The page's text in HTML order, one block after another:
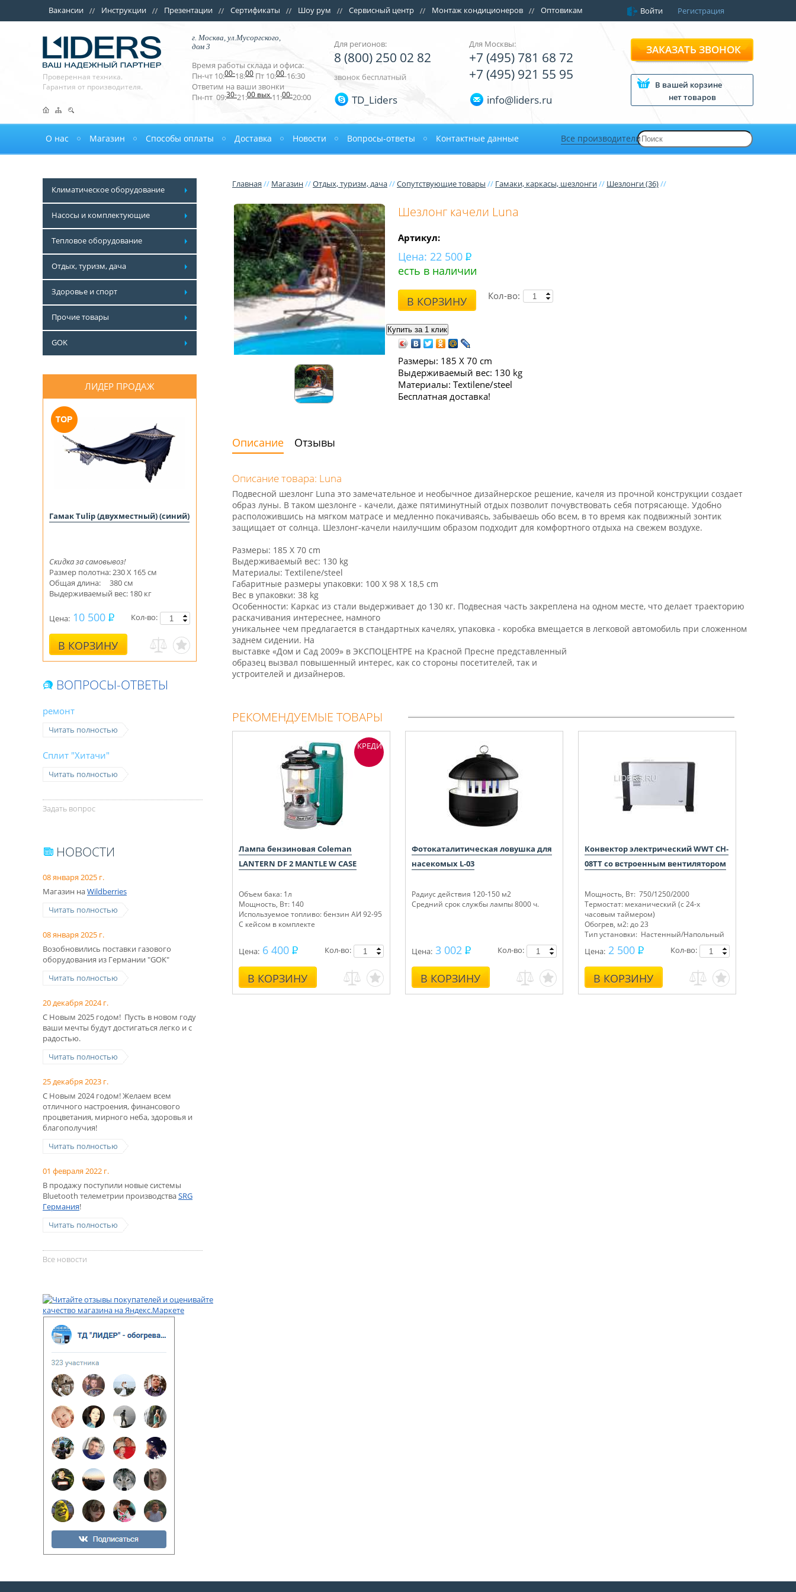
Вакансии Инструкции Презентации Сертификаты Шоу рум Сервисный центр Монтаж кондиционеров Оптовикам Войти Регистрация
Проверенная техника.
Гарантия от производителя.
г. Москва, ул.Мусоргского,
дом 3
Время работы склада и офиса:
Пн-чт 10:00-18:00 Пт 10:00-16:30
Ответим на ваши звонки
Пн-пт 09:30-21:00 вых 11:00-20:00
Для регионов:
8 (800) 250 02 82
звонок бесплатный
TD_Liders
Для Москвы:
+7 (495) 781 68 72
+7 (495) 921 55 95
info@liders.ru
ЗАКАЗАТЬ ЗВОНОК
В вашей корзине
нет товаров
О нас Магазин Способы оплаты Доставка Новости Вопросы-ответы Контактные данные Все производители
Климатическое оборудование
Насосы и комплектующие
Тепловое оборудование
Отдых, туризм, дача
Здоровье и спорт
Прочие товары
GOK
ЛИДЕР ПРОДАЖ
Гамак Tulip (двухместный) (синий)
Скидка за самовывоз!
Размер полотна: 230 Х 165 см
Общая длина: 380 см
Выдерживаемый вес: 180 кг
Цена: 10 500
В КОРЗИНУ
Кол-во:
ВОПРОСЫ-ОТВЕТЫ
ремонт
Читать полностью
Сплит "Хитачи"
Читать полностью
Задать вопрос
НОВОСТИ
08 января 2025 г.
Магазин наWildberries
Читать полностью
08 января 2025 г.
Возобновились поставки газового
оборудования из Германии "GOK"
Читать полностью
20 декабря 2024 г.
С Новым 2025 годом! Пусть в новом году
ваши мечты будут достигаться легко и с
радостью.
Читать полностью
25 декабря 2023 г.
С Новым 2024 годом! Желаем всем
отличного настроения, финансового
процветания, мирного неба, здоровья и
благополучия!
Читать полностью
01 февраля 2022 г.
В продажу поступили новые системы
Bluetooth телеметрии производстваSRG
Германия!
Читать полностью
Все новости
Главная // Магазин//Отдых, туризм, дача//Сопутствующие товары // Гамаки, каркасы, шезлонги// Шезлонги (36)//
Шезлонг качели Luna
Артикул:
Цена: 22 500
есть в наличии
В КОРЗИНУ Кол-во:
Размеры: 185 Х 70 cm
Выдерживаемый вес: 130 kg
Материалы: Textilene/steel
Бесплатная доставка!
Описание Отзывы
Описание товара: Luna
Подвесной шезлонг Luna это замечательное и необычное дизайнерское решение, качеля из прочной конструкции создает
образ луны. В таком шезлонге - качели, даже пятиминутный отдых позволит почувствовать себя потрясающе. Удобно
расположившись на мягком матрасе и медленно покачиваясь, забываешь обо всем, в то время как подвижный зонтик
защищает от солнца. Шезлонг-качели наилучшим образом подходит для комфортного отдыха на свежем воздухе.
Размеры: 185 Х 70 cm
Выдерживаемый вес: 130 kg
Материалы: Textilene/steel
Габаритные размеры упаковки: 100 Х 98 Х 18,5 cm
Вес в упаковки: 38 kg
Особенности: Каркас из стали выдерживает до 130 кг. Подвесная часть закреплена на одном месте, что делает траекторию
раскачивания интереснее, намного
уникальнее чем предлагается в стандартных качелях, упаковка - коробка вмещается в легковой автомобиль при сложенном
заднем сидении. На
выставке «Дом и Сад 2009» в ЭКСПОЦЕНТРЕ на Красной Пресне представленный
образец вызвал повышенный интерес, как со стороны посетителей, так и
устроителей и дизайнеров.
РЕКОМЕНДУЕМЫЕ ТОВАРЫ
Лампа бензиновая Coleman
LANTERN DF 2 MANTLE W CASE
Объем бака: 1л
Мощность, Вт: 140
Используемое топливо: бензин АИ 92-95
С кейсом в комплекте
Цена: 6 400
В КОРЗИНУ
Кол-во:
КРЕДИТ
Фотокаталитическая ловушка для
насекомых L-03
Радиус действия 120-150 м2
Средний срок службы лампы 8000 ч.
Цена: 3 002
В КОРЗИНУ
Кол-во:
Конвектор электрический WWT CH-
08TT со встроенным вентилятором
Мощность, Вт: 750/1250/2000
Термостат: механический (с 24-х
часовым таймером)
Обогрев, м2: до 23
Тип установки: Настенный/Напольный
Цена: 2 500
В КОРЗИНУ
Кол-во: